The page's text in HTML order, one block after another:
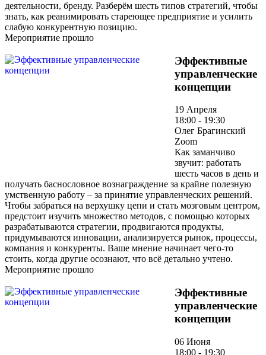
деятельности, бренду. Разберём шесть типов стратегий, чтобы
знать, как реанимировать стареющее предприятие и усилить
слабую конкурентную позицию.
Мероприятие прошло
Эффективные
управленческие
концепции
19 Апреля
18:00 - 19:30
Олег Брагинский
Zoom
Как заманчиво
звучит: работать
шесть часов в день и
получать баснословное вознаграждение за крайне полезную
умственную работу – за принятие управленческих решений.
Чтобы забраться на верхушку цепи и стать мозговым центром,
предстоит изучить множество методов, с помощью которых
разрабатываются стратегии, продвигаются продукты,
придумываются инновации, анализируется рынок, процессы,
компания и конкуренты. Ваше мнение начинает чего-то
стоить, когда другие осознают, что всё детально учтено.
Мероприятие прошло
Эффективные
управленческие
концепции
06 Июня
18:00 - 19:30